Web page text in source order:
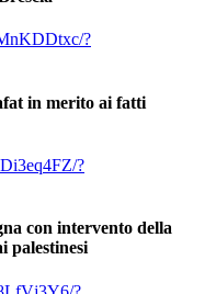
?
in merito ai fatti
?
con intervento della
palestinesi